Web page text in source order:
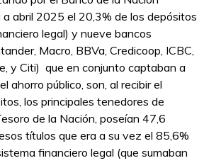
abril 2025 el 20,3% de los depósitos
legal) y nueve bancos
Macro, BBVa, Credicoop, ICBC,
y Citi) que en conjunto captaban a
ahorro público, son, al recibir el
los principales tenedores de
de la Nación, poseían 47,6
títulos que era a su vez el 85,6%
financiero legal (que sumaban